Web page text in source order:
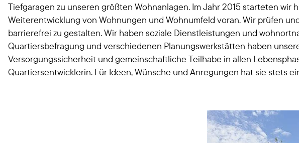
Tiefgaragen zu unseren größten Wohnanlagen. Im Jahr 2015 starteten
Weiterentwicklung von Wohnungen und Wohnumfeld voran. Wir prüfen
barrierefrei zu gestalten. Wir haben soziale Dienstleistungen und
Quartiersbefragung und verschiedenen Planungswerkstätten haben
Versorgungssicherheit und gemeinschaftliche Teilhabe in allen
Quartiersentwicklerin. Für Ideen, Wünsche und Anregungen hat sie stets